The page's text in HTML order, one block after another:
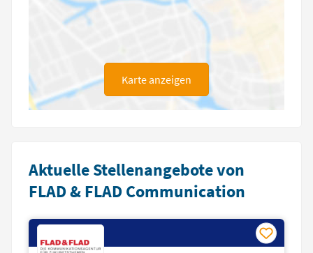
Karte anzeigen
Aktuelle Stellenangebote von
FLAD & FLAD Communication